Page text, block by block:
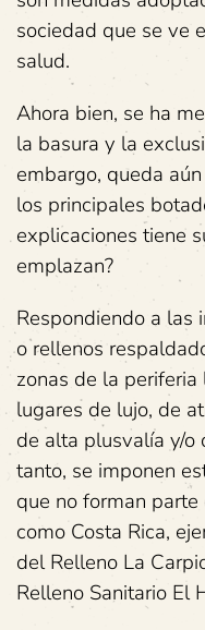
sociedad que se ve
salud.
Ahora bien, se ha
la basura y la
embargo, queda
los principales
explicaciones tiene
emplazan?
Respondiendo a las
o rellenos
zonas de la
lugares de lujo, de
de alta plusvalía y/o
tanto, se imponen
que no forman
como Costa Rica,
del Relleno La
Relleno Sanitario El